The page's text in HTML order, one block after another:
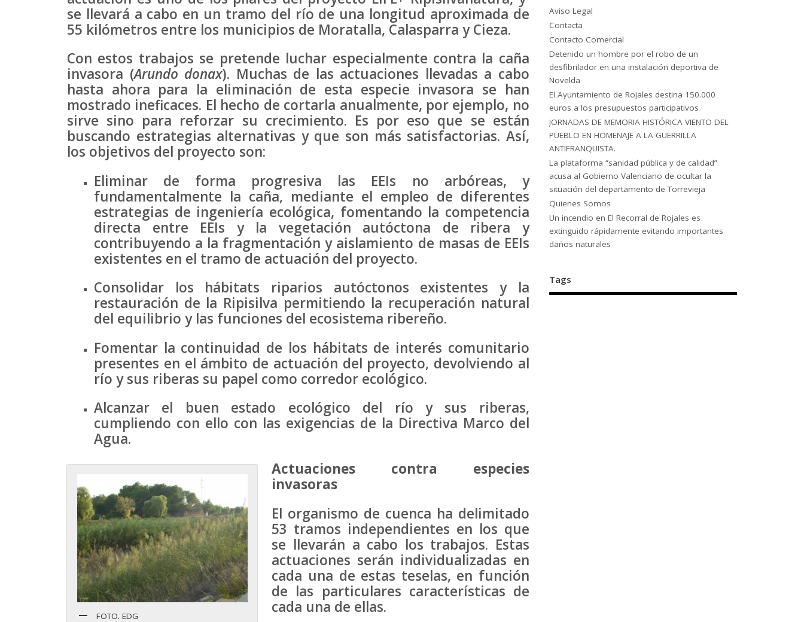
se llevará a cabo en un tramo del río de una longitud aproximada de
55 kilómetros entre los municipios de Moratalla, Calasparra y Cieza.
Con estos trabajos se pretende luchar especialmente contra la caña
invasora (Arundo donax). Muchas de las actuaciones llevadas a cabo
hasta ahora para la eliminación de esta especie invasora se han
mostrado ineficaces. El hecho de cortarla anualmente, por ejemplo, no
sirve sino para reforzar su crecimiento. Es por eso que se están
buscando estrategias alternativas y que son más satisfactorias. Así,
los objetivos del proyecto son:
Eliminar de forma progresiva las EEIs no arbóreas, y
fundamentalmente la caña, mediante el empleo de diferentes
estrategias de ingeniería ecológica, fomentando la competencia
directa entre EEIs y la vegetación autóctona de ribera y
contribuyendo a la fragmentación y aislamiento de masas de EEIs
existentes en el tramo de actuación del proyecto.
Consolidar los hábitats riparios autóctonos existentes y la
restauración de la Ripisilva permitiendo la recuperación natural
del equilibrio y las funciones del ecosistema ribereño.
Fomentar la continuidad de los hábitats de interés comunitario
presentes en el ámbito de actuación del proyecto, devolviendo al
río y sus riberas su papel como corredor ecológico.
Alcanzar el buen estado ecológico del río y sus riberas,
cumpliendo con ello con las exigencias de la Directiva Marco del
Agua.
FOTO. EDG
Actuaciones contra especies
invasoras
El organismo de cuenca ha delimitado
53 tramos independientes en los que
se llevarán a cabo los trabajos. Estas
actuaciones serán individualizadas en
cada una de estas teselas, en función
de las particulares características de
cada una de ellas.
Aviso Legal
Contacta
Contacto Comercial
Detenido un hombre por el robo de un
desfibrilador en una instalación deportiva de
Novelda
El Ayuntamiento de Rojales destina 150.000
euros a los presupuestos participativos
JORNADAS DE MEMORIA HISTÓRICA VIENTO DEL
PUEBLO EN HOMENAJE A LA GUERRILLA
ANTIFRANQUISTA.
La plataforma “sanidad pública y de calidad”
acusa al Gobierno Valenciano de ocultar la
situación del departamento de Torrevieja
Quienes Somos
Un incendio en El Recorral de Rojales es
extinguido rápidamente evitando importantes
daños naturales
Tags